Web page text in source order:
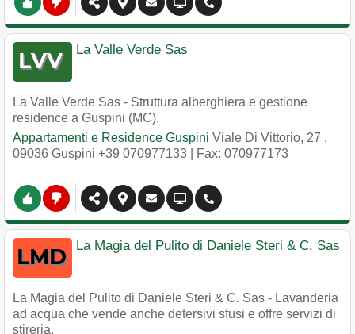
La Valle Verde Sas
La Valle Verde Sas - Struttura alberghiera e gestione
residence a Guspini (MC).
Appartamenti e Residence Guspini Viale Di Vittorio, 27 ,
09036 Guspini +39 070977133 | Fax: 070977173
La Magia del Pulito di Daniele Steri & C. Sas
La Magia del Pulito di Daniele Steri & C. Sas - Lavanderia
ad acqua che vende anche detersivi sfusi e offre servizi di
stireria.